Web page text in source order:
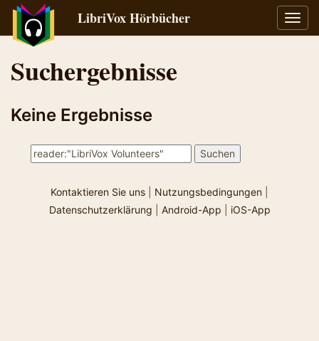
LibriVox Hörbücher
Suchergebnisse
Keine Ergebnisse
Kontaktieren Sie uns Nutzungsbedingungen
Datenschutzerklärung
Android-App iOS-App